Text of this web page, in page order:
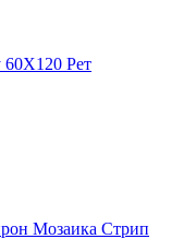
Рет
Мозаика Стрип